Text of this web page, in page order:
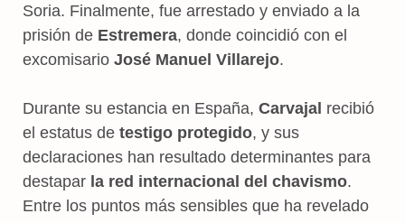
Soria. Finalmente, fue arrestado y enviado a la
prisión de Estremera, donde coincidió con el
excomisario José Manuel Villarejo.
Durante su estancia en España, Carvajal recibió
el estatus de testigo protegido, y sus
declaraciones han resultado determinantes para
destapar la red internacional del chavismo.
Entre los puntos más sensibles que ha revelado